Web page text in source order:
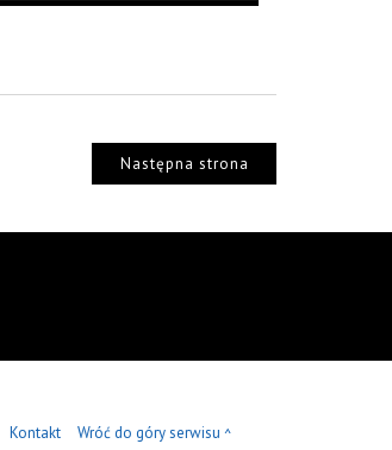
Następna strona
Kontakt Wróć do góry serwisu ^